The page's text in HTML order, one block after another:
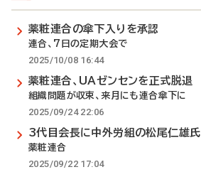
薬粧連合の傘下入りを承認
連合、7日の定期大会で
2025/10/08 16:44
薬粧連合、UAゼンセンを正式脱退
組織問題が収束、来月にも連合傘下に
2025/09/24 22:06
3代目会長に中外労組の松尾仁雄氏
薬粧連合
2025/09/22 17:04